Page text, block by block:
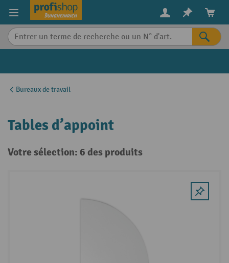
content
Bureaux de travail
Tables d’appoint
Votre sélection: 6 des produits